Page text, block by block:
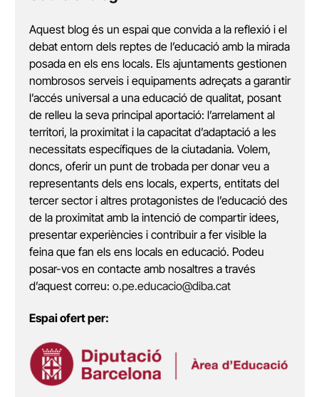
Aquest blog és un espai que convida a la reflexió i el
debat entorn dels reptes de l’educació amb la mirada
posada en els ens locals. Els ajuntaments gestionen
nombrosos serveis i equipaments adreçats a garantir
l’accés universal a una educació de qualitat, posant
de relleu la seva principal aportació: l’arrelament al
territori, la proximitat i la capacitat d’adaptació a les
necessitats específiques de la ciutadania. Volem,
doncs, oferir un punt de trobada per donar veu a
representants dels ens locals, experts, entitats del
tercer sector i altres protagonistes de l’educació des
de la proximitat amb la intenció de compartir idees,
presentar experiències i contribuir a fer visible la
feina que fan els ens locals en educació. Podeu
posar-vos en contacte amb nosaltres a través
d’aquest correu: o.pe.educacio@diba.cat
Espai ofert per: